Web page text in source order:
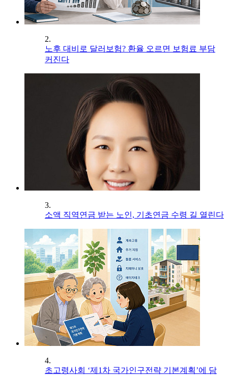
2.
노후 대비로 달러보험? 환율 오르면 보험료 부담
커진다
3.
소액 직역연금 받는 노인, 기초연금 수령 길 열린다
4.
초고령사회 ‘제1차 국가인구전략 기본계획’에 담